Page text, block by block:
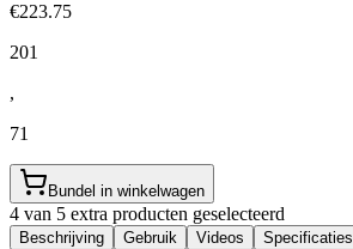
€223.75
201
,
71
Bundel in winkelwagen
4 van 5 extra producten geselecteerd
Beschrijving Gebruik Videos Specificaties